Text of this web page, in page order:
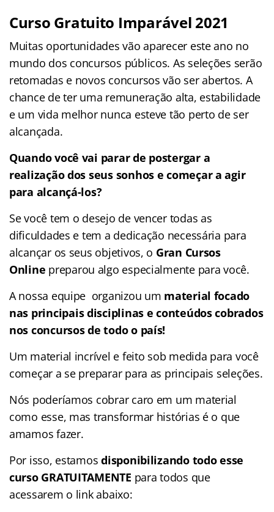
Curso Gratuito Imparável 2021
Muitas oportunidades vão aparecer este ano no
mundo dos concursos públicos. As seleções serão
retomadas e novos concursos vão ser abertos. A
chance de ter uma remuneração alta, estabilidade
e um vida melhor nunca esteve tão perto de ser
alcançada.
Quando você vai parar de postergar a
realização dos seus sonhos e começar a agir
para alcançá-los?
Se você tem o desejo de vencer todas as
dificuldades e tem a dedicação necessária para
alcançar os seus objetivos, o Gran Cursos
Online preparou algo especialmente para você.
A nossa equipe organizou um material focado
nas principais disciplinas e conteúdos cobrados
nos concursos de todo o país!
Um material incrível e feito sob medida para você
começar a se preparar para as principais seleções.
Nós poderíamos cobrar caro em um material
como esse, mas transformar histórias é o que
amamos fazer.
Por isso, estamos disponibilizando todo esse
curso GRATUITAMENTE para todos que
acessarem o link abaixo: